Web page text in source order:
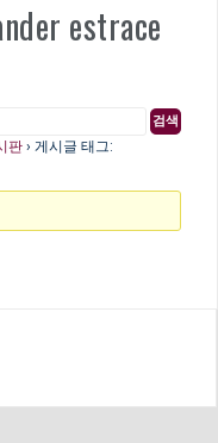
estrace
판 › 게시글 태그: